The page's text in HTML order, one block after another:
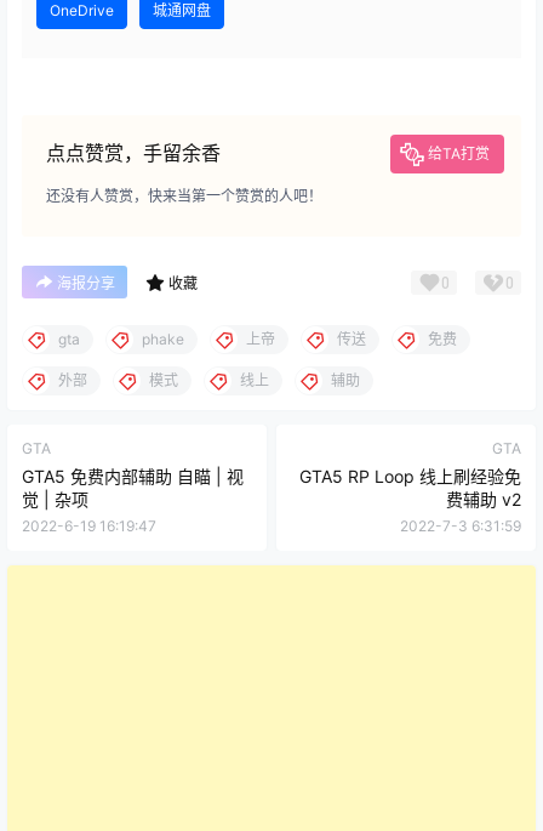
OneDrive 城通网盘
点点赞赏，手留余香 给TA打赏
还没有人赞赏，快来当第一个赞赏的人吧！
海报分享 收藏 0 0
gta phake 上帝 传送 免费
外部 模式 线上 辅助
GTA
GTA5 免费内部辅助 自瞄 | 视
觉 | 杂项
2022-6-19 16:19:47
GTA
GTA5 RP Loop 线上刷经验免
费辅助 v2
2022-7-3 6:31:59